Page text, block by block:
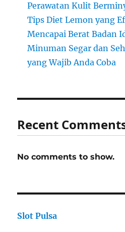
Perawatan Kulit
Tips Diet Lemon yang
Mencapai Berat Badan
Minuman Segar dan
yang Wajib Anda Coba
Recent
No comments to show.
Slot Pulsa